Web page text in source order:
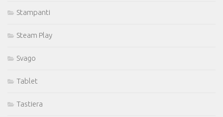
Stampanti
Steam Play
Svago
Tablet
Tastiera